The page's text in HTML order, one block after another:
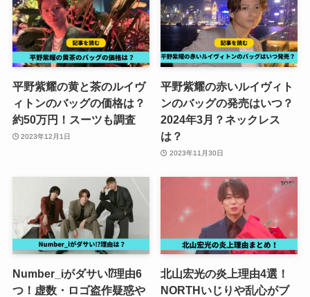
平野紫耀の黄と茶のルイヴ
ィトンのバッグの価格は？
約50万円！スーツも調査
2023年12月1日
平野紫耀の赤いルイヴィト
ンのバッグの発売はいつ？
2024年3月？ネックレス
は？
2023年11月30日
Number_iがダサい⁉理由6
つ！虚数・ロゴ盗作疑惑や
北山宏光の炎上理由4選！
NORTHいじりや乱心がブ